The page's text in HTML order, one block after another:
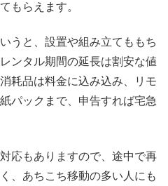
もらえます。
うと、設置や組み立てももち
ンタル期間の延長は割安な値
耗品は料金に込み込み、リモ
パックまで、申告すれば宅急
応もありますので、途中で再
、あちこち移動の多い人にも